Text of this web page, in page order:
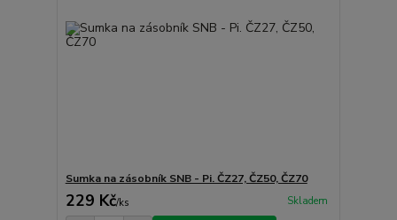
Sumka na zásobník SNB - Pi. ČZ27, ČZ50, ČZ70
229 Kč/ks Skladem